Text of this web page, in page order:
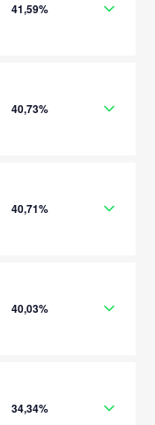
41,59%
40,73%
40,71%
40,03%
34,34%